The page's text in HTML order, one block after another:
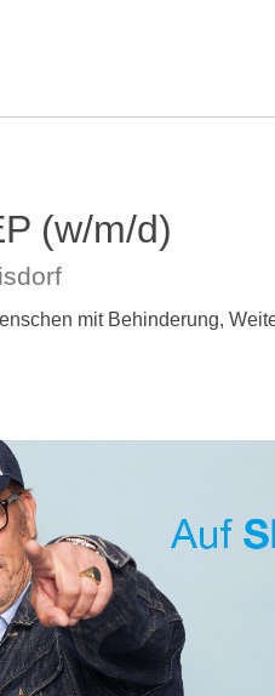
(w/m/d)
mit Behinderung,